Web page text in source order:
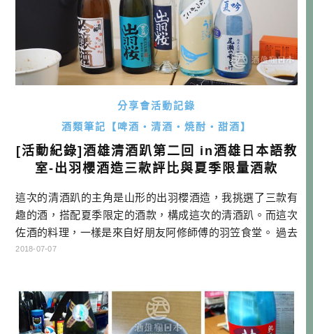
分享會活動記錄
酒類筆記【啤酒・清酒・焼酎・甜酒】
[活動紀錄]酒雄清酒趴第二回 in酒雄日本語教
室-出羽櫻酒造三款評比與夏季限量酒款
這次的清酒趴的主角是山形的出羽櫻酒造，我挑選了三款有
趣的酒，搭配夏季限定的酒款，構成這次的清酒趴。而這次
佐酒的料理，一樣是來自好朋友阿修師傅的羽笠食堂。 過去
活動紀錄： [活動紀錄]酒雄清酒趴第一回 in 羽笠食堂 -認識日
期品飲的能力，可以養成習慣，一喝就知道可以搭配什麼料
理。二是為了培養 […]…
2018-07-07